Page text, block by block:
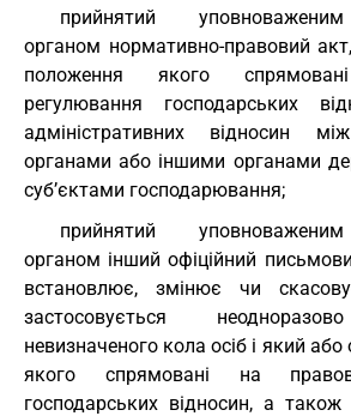
прийнятий
органом нормативно-правовий
положення якого
регулювання господарських
адміністративних відносин
органами або іншими органами
суб’єктами господарювання;
прийнятий
органом інший офіційний
встановлює, змінює чи
застосовується
невизначеного кола осіб і який
якого спрямовані на
господарських відносин, а також